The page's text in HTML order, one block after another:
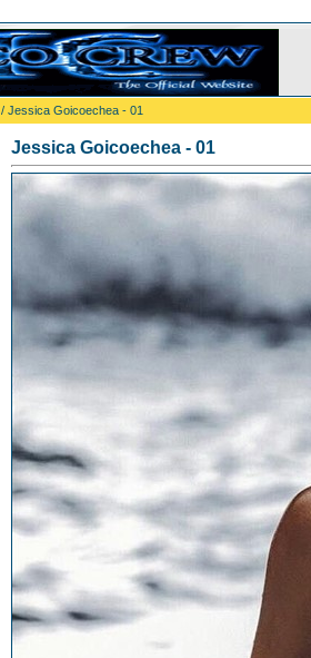
/ Jessica Goicoechea - 01
Jessica Goicoechea - 01